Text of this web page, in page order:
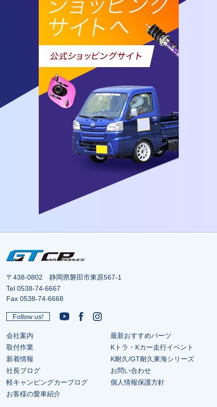
〒438-0802 静岡県磐田市東原567-1
Tel0538-74-6667
Fax 0538-74-6668
Follow us!
会社案内
取付作業
新着情報
社長ブログ
軽キャンピングカーブログ
お客様の愛車紹介
最新おすすめパーツ
Kトラ・Kカー走行イベント
K耐久/GT耐久東海シリーズ
お問い合わせ
個人情報保護方針